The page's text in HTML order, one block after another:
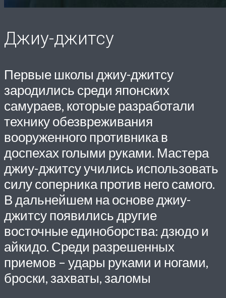
Джиу-джитсу
Первые школы джиу-джитсу
зародились среди японских
самураев, которые разработали
технику обезвреживания
вооруженного противника в
доспехах голыми руками. Мастера
джиу-джитсу учились использовать
силу соперника против него самого.
В дальнейшем на основе джиу-
джитсу появились другие
восточные единоборства: дзюдо и
айкидо. Среди разрешенных
приемов – удары руками и ногами,
броски, захваты, заломы